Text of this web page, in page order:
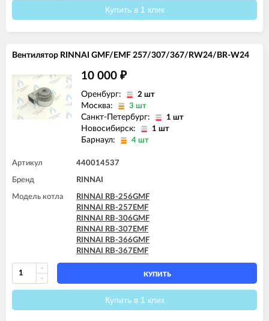
Купить в 1 клик
Вентилятор RINNAI GMF/EMF 257/307/367/RW24/BR-W24
10 000 ₽
Оренбург: 2 шт
Москва: 3 шт
Санкт-Петербург: 1 шт
Новосибирск: 1 шт
Барнаул: 4 шт
Артикул 440014537
Бренд RINNAI
Модель котла
RINNAI RB-256GMF
RINNAI RB-257EMF
RINNAI RB-306GMF
RINNAI RB-307EMF
RINNAI RB-366GMF
RINNAI RB-367EMF
КУПИТЬ
Купить в 1 клик